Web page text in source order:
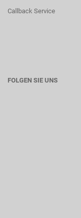
Callback Service
FOLGEN SIE UNS